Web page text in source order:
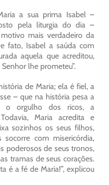
a sua prima Isabel –
pela liturgia do dia –
mais verdadeiro da
fato, Isabel a saúda com
aquela que acreditou,
lhe prometeu”.
de Maria; ela é fiel, a
– que na história pesa a
o orgulho dos ricos, a
Maria acredita e
sozinhos os seus filhos,
com misericórdia,
poderosos de seus tronos,
tramas de seus corações.
é a fé de Maria!”, explicou